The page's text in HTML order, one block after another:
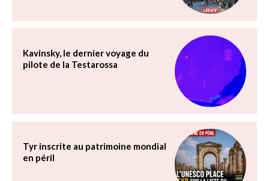
Kavinsky, le dernier voyage du
pilote de la Testarossa
Tyr inscrite au patrimoine mondial
en péril